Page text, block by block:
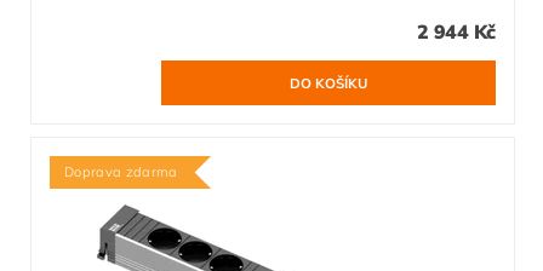
2 944 Kč
Doprava zdarma